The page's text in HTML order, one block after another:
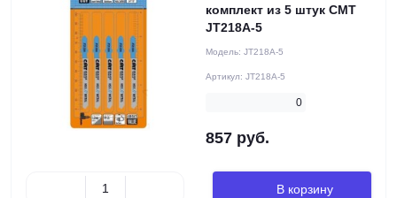
комплект из 5 штук CMT
JT218A-5
Модель: JT218A-5
Артикул: JT218A-5
0
857 руб.
В корзину